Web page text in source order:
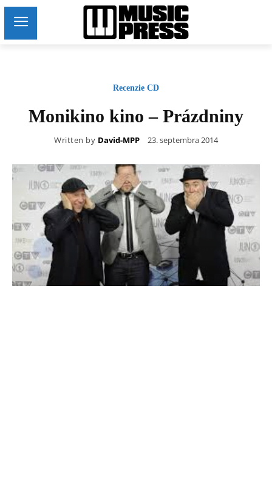
Recenzie CD
Monikino kino – Prázdniny
Written by David-MPP 23. septembra 2014